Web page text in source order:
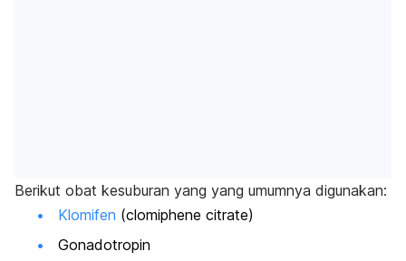
Berikut obat kesuburan yang yang umumnya digunakan:
Klomifen (clomiphene citrate)
Gonadotropin